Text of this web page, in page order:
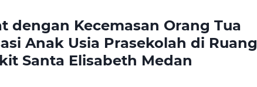
dengan Kecemasan Orang Tua
Anak Usia Prasekolah di Ruang
Santa Elisabeth Medan